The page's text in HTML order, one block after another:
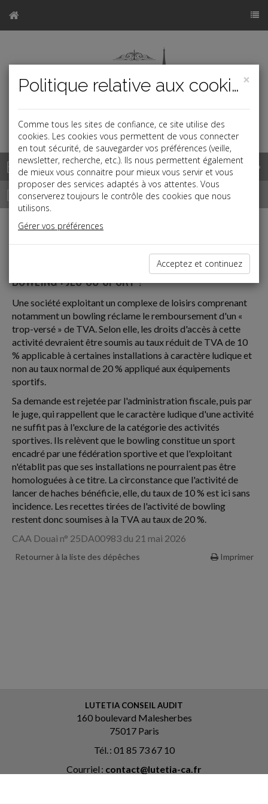
Base documentaire
Dépêches
j
Fiscal TPE
BOWLING : JEU OU SPORT ?
Une société exploitant un complexe de loisirs comprenant
notamment un bowling réclame le remboursement d'un «
trop-versé » de TVA. Selon elle, les droits d'accès à cette
activité devraient être soumis au taux réduit de TVA de 10
% applicable à certaines installations à caractère ludique et
non au taux normal de 20 % appliqué aux équipements
sportifs.
Sa demande est rejetée par l'administration fiscale, puis par
le juge, qui rappellent que le caractère ludique d'une activité
ne suffit pas à l'exclure de la catégorie des activités
sportives. Ils relèvent que le bowling constitue un sport
encadré par une fédération sportive et que l'exploitant
n'établit pas que ses installations ne pourraient pas être
homologuées à ce titre. La circonstance que l'activité de
lancer de haches bénéficie, elle, du taux de 10 % est ici sans
incidence. Les recettes tirées de l'activité de bowling
restent donc soumises à la TVA au taux de 20 %.
CAA Douai n° 25DA00983 du 21 mai 2026
Retourner à la liste des dépêches Imprimer
LUTETIA CONSEIL AUDIT
160 boulevard Malesherbes
75017 Paris
Tél. : 01 85 73 67 10
Courriel : contact@lutetia-ca.fr
×
Politique relative aux cookies
Comme tous les sites de confiance, ce site utilise des
cookies. Les cookies vous permettent de vous connecter
en tout sécurité, de sauvegarder vos préférences (veille,
newsletter, recherche, etc.). Ils nous permettent également
de mieux vous connaitre pour mieux vous servir et vous
proposer des services adaptés à vos attentes. Vous
conserverez toujours le contrôle des cookies que nous
utilisons.
Gérer vos préférences
Acceptez et continuez